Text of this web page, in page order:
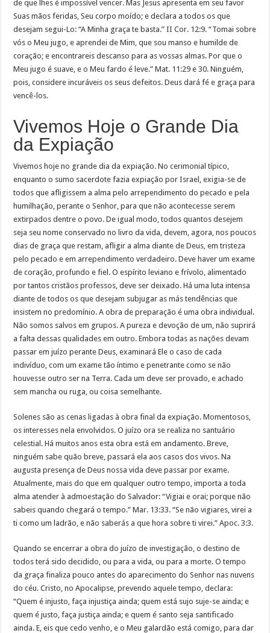
de que lhes é impossível vencer. Mas Jesus apresenta em seu favor
Suas mãos feridas, Seu corpo moído; e declara a todos os que
desejam segui-Lo: “A Minha graça te basta.” II Cor. 12:9. “Tomai sobre
vós o Meu jugo, e aprendei de Mim, que sou manso e humilde de
coração; e encontrareis descanso para as vossas almas. Por que o
Meu jugo é suave, e o Meu fardo é leve.” Mat. 11:29 e 30. Ninguém,
pois, considere incuráveis os seus defeitos. Deus dará fé e graça para
vencê-los.
Vivemos Hoje o Grande Dia
da Expiação
Vivemos hoje no grande dia da expiação. No cerimonial típico,
enquanto o sumo sacerdote fazia expiação por Israel, exigia-se de
todos que afligissem a alma pelo arrependimento do pecado e pela
humilhação, perante o Senhor, para que não acontecesse serem
extirpados dentre o povo. De igual modo, todos quantos desejem
seja seu nome conservado no livro da vida, devem, agora, nos poucos
dias de graça que restam, afligir a alma diante de Deus, em tristeza
pelo pecado e em arrependimento verdadeiro. Deve haver um exame
de coração, profundo e fiel. O espírito leviano e frívolo, alimentado
por tantos cristãos professos, deve ser deixado. Há uma luta intensa
diante de todos os que desejam subjugar as más tendências que
insistem no predomínio. A obra de preparação é uma obra individual.
Não somos salvos em grupos. A pureza e devoção de um, não suprirá
a falta dessas qualidades em outro. Embora todas as nações devam
passar em juízo perante Deus, examinará Ele o caso de cada
indivíduo, com um exame tão íntimo e penetrante como se não
houvesse outro ser na Terra. Cada um deve ser provado, e achado
sem mancha ou ruga, ou coisa semelhante.
Solenes são as cenas ligadas à obra final da expiação. Momentosos,
os interesses nela envolvidos. O juízo ora se realiza no santuário
celestial. Há muitos anos esta obra está em andamento. Breve,
ninguém sabe quão breve, passará ela aos casos dos vivos. Na
augusta presença de Deus nossa vida deve passar por exame.
Atualmente, mais do que em qualquer outro tempo, importa a toda
alma atender à admoestação do Salvador: “Vigiai e orai; porque não
sabeis quando chegará o tempo.” Mar. 13:33. “Se não vigiares, virei a
ti como um ladrão, e não saberás a que hora sobre ti virei.” Apoc. 3:3.
Quando se encerrar a obra do juízo de investigação, o destino de
todos terá sido decidido, ou para a vida, ou para a morte. O tempo
da graça finaliza pouco antes do aparecimento do Senhor nas nuvens
do céu. Cristo, no Apocalipse, prevendo aquele tempo, declara:
“Quem é injusto, faça injustiça ainda; quem está sujo suje-se ainda; e
quem é justo, faça justiça ainda; e quem é santo seja santificado
ainda. E, eis que cedo venho, e o Meu galardão está comigo, para dar